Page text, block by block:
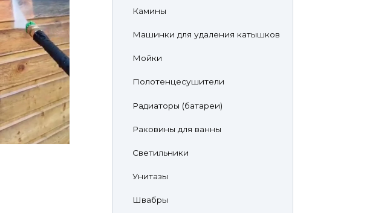
Камины
Машинки для удаления катышков
Мойки
Полотенцесушители
Радиаторы (батареи)
Раковины для ванны
Светильники
Унитазы
Швабры